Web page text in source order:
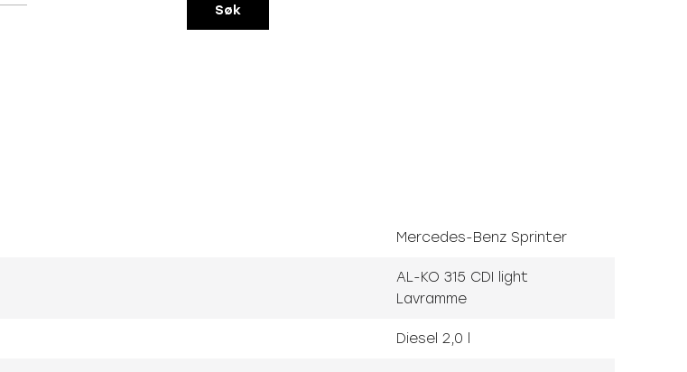
Søk
Mercedes-Benz Sprinter
AL-KO 315 CDI light
Lavramme
Diesel 2,0 l